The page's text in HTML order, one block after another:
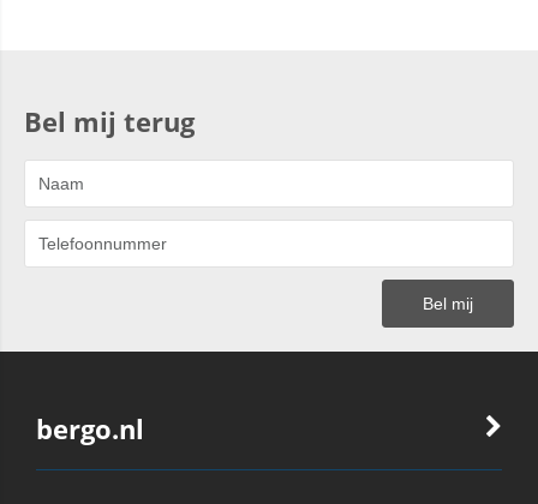
Bel mij terug
bergo.nl